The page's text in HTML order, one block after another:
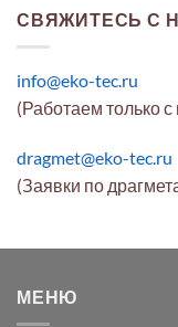
СВЯЖИТЕСЬ С
info@eko-tec.ru
(Работаем только
dragmet@eko-tec.ru
(Заявки по
МЕНЮ